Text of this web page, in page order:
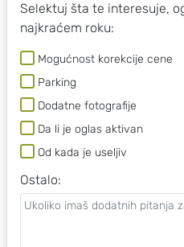
Selektuj šta te interesuje,
najkraćem roku:
Mogućnost korekcije cene
Parking
Dodatne fotografije
Da li je oglas aktivan
Od kada je useljiv
Ostalo: